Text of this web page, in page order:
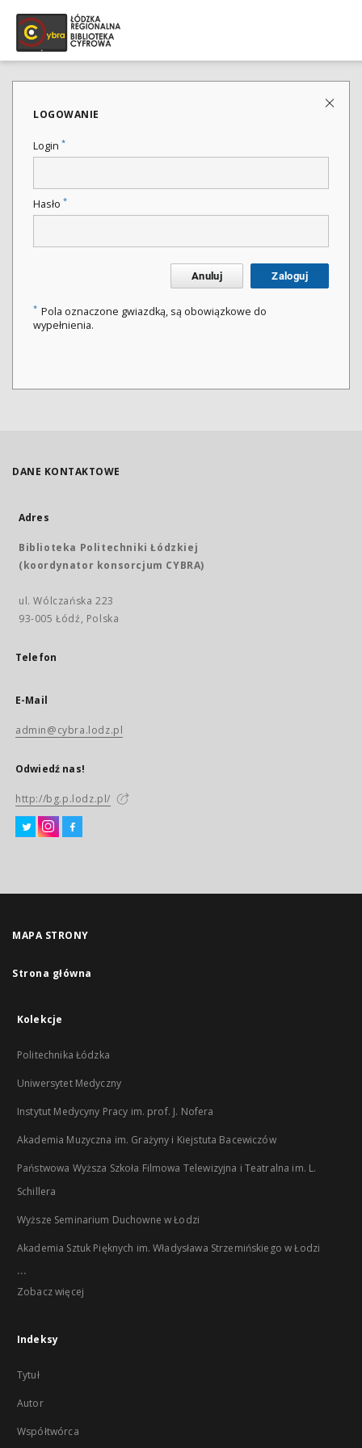
LOGOWANIE
Login *
Hasło *
Anuluj Zaloguj
* Pola oznaczone gwiazdką, są obowiązkowe do
wypełnienia.
DANE KONTAKTOWE
Adres
Biblioteka Politechniki Łódzkiej
(koordynator konsorcjum CYBRA)
ul. Wólczańska 223
93-005 Łódź, Polska
Telefon
E-Mail
admin@cybra.lodz.pl
Odwiedź nas!
http://bg.p.lodz.pl/
MAPA STRONY
Strona główna
Kolekcje
Politechnika Łódzka
Uniwersytet Medyczny
Instytut Medycyny Pracy im. prof. J. Nofera
Akademia Muzyczna im. Grażyny i Kiejstuta Bacewiczów
Państwowa Wyższa Szkoła Filmowa Telewizyjna i Teatralna im. L.
Schillera
Wyższe Seminarium Duchowne w Łodzi
Akademia Sztuk Pięknych im. Władysława Strzemińskiego w Łodzi
...
Zobacz więcej
Indeksy
Tytuł
Autor
Współtwórca